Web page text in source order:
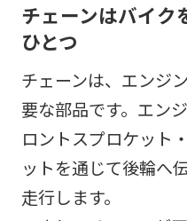
チェーンはバイク
ひとつ
チェーンは、エンジ
要な部品です。エン
ロントスプロケット
ットを通じて後輪へ
走行します。